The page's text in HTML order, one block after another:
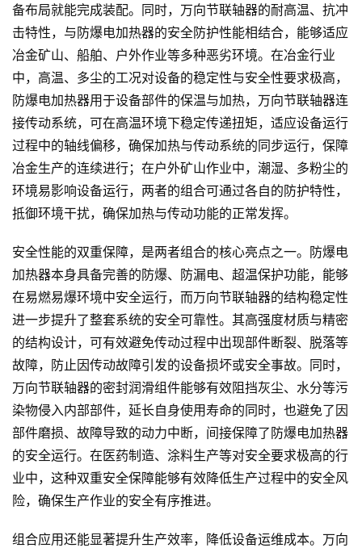
备布局就能完成装配。同时，万向节联轴器的耐高温、抗冲
击特性，与防爆电加热器的安全防护性能相结合，能够适应
冶金矿山、船舶、户外作业等多种恶劣环境。在冶金行业
中，高温、多尘的工况对设备的稳定性与安全性要求极高，
防爆电加热器用于设备部件的保温与加热，万向节联轴器连
接传动系统，可在高温环境下稳定传递扭矩，适应设备运行
过程中的轴线偏移，确保加热与传动系统的同步运行，保障
冶金生产的连续进行；在户外矿山作业中，潮湿、多粉尘的
环境易影响设备运行，两者的组合可通过各自的防护特性，
抵御环境干扰，确保加热与传动功能的正常发挥。
安全性能的双重保障，是两者组合的核心亮点之一。防爆电
加热器本身具备完善的防爆、防漏电、超温保护功能，能够
在易燃易爆环境中安全运行，而万向节联轴器的结构稳定性
进一步提升了整套系统的安全可靠性。其高强度材质与精密
的结构设计，可有效避免传动过程中出现部件断裂、脱落等
故障，防止因传动故障引发的设备损坏或安全事故。同时，
万向节联轴器的密封润滑组件能够有效阻挡灰尘、水分等污
染物侵入内部部件，延长自身使用寿命的同时，也避免了因
部件磨损、故障导致的动力中断，间接保障了防爆电加热器
的安全运行。在医药制造、涂料生产等对安全要求极高的行
业中，这种双重安全保障能够有效降低生产过程中的安全风
险，确保生产作业的安全有序推进。
组合应用还能显著提升生产效率，降低设备运维成本。万向